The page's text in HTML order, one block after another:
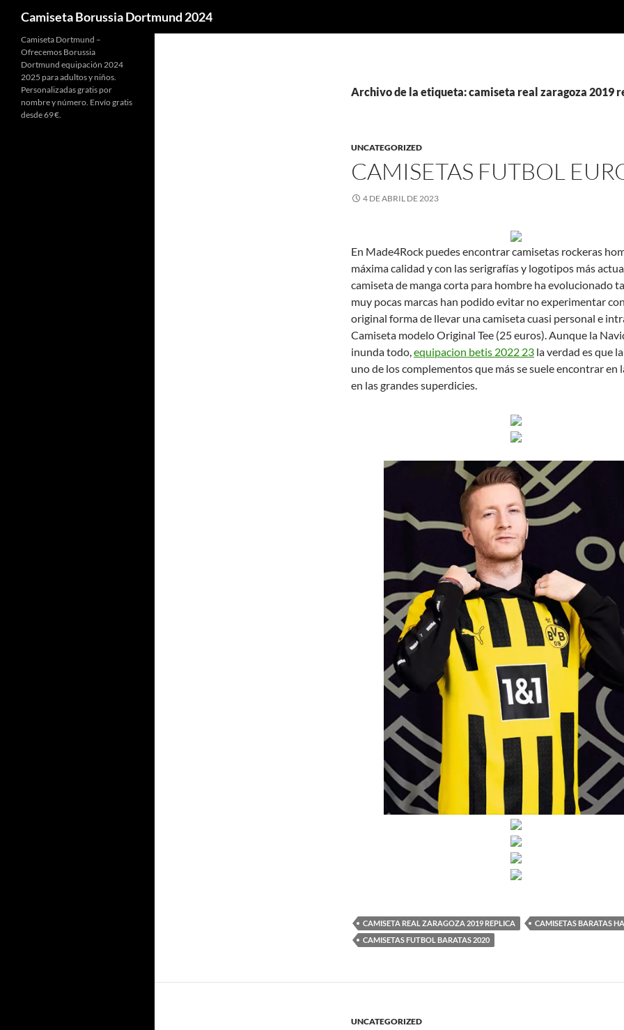
Camiseta Borussia Dortmund 2024
Archivo de la etiqueta: camiseta real zaragoza 2019
UNCATEGORIZED
CAMISETAS FUTBOL
4 DE ABRIL DE 2023
En Made4Rock puedes encontrar camisetas rockeras
máxima calidad y con las serigrafías y logotipos más
camiseta de manga corta para hombre ha evolucionado
muy pocas marcas han podido evitar no experimentar
original forma de llevar una camiseta cuasi personal e
Camiseta modelo Original Tee (25 euros). Aunque la
inunda todo,equipacion betis 2022 23 la verdad es que
uno de los complementos que más se suele encontrar en
en las grandes superdicies.
CAMISETA REAL ZARAGOZA 2019 REPLICA
CAMISETAS BARATAS
CAMISETAS FUTBOL BARATAS 2020
UNCATEGORIZED
Camiseta Dortmund –
Ofrecemos Borussia
Dortmund equipación 2024
2025 para adultos y niños.
Personalizadas gratis por
nombre y número. Envío gratis
desde 69 €.